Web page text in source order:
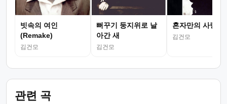
빗속의 여인
(Remake)
김건모
뻐꾸기 둥지위로 날
아간 새
김건모
혼자만의 사랑
김건모
관련 곡